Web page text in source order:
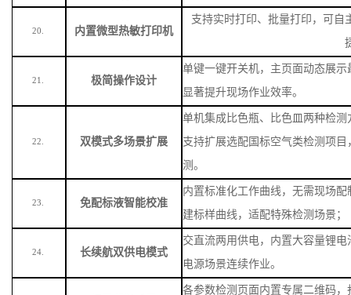
20. 内置微型热敏打印机
支持实时打印、批量打印，可自
21. 极简操作设计
单键一键开关机，主页面动态展
显著提升现场作业效率。
22. 双模式多场景扩展
单机集成比色瓶、比色皿两种检
支持扩展选配国标空气类检测项
测。
23. 免配标液智能校准
内置标准化工作曲线，无需现场
建标样曲线，适配特殊检测场景 ；
24. 长续航双供电模式
交直流两用供电，内置大容量锂电
电源场景连续作业。
各参数检测页面内置专属二维码